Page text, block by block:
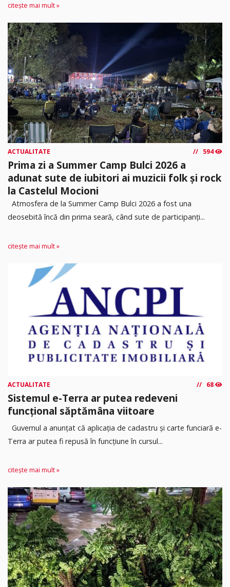
citește mai mult »
ACTUALITATE 594
Prima zi a Summer Camp Bulci 2026 a
adunat sute de iubitori ai muzicii folk și rock
la Castelul Mocioni
Atmosfera de la Summer Camp Bulci 2026 a fost una
deosebită încă din prima seară, când sute de participanți...
citește mai mult »
ACTUALITATE 68
Sistemul e-Terra ar putea redeveni
funcțional săptămâna viitoare
Guvernul a anunțat că aplicația de cadastru și carte funciară e-
Terra ar putea fi repusă în funcțiune în cursul...
citește mai mult »